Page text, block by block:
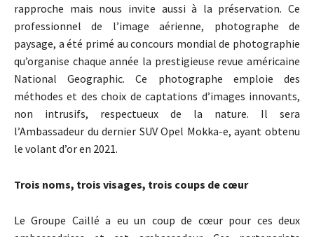
rapproche mais nous invite aussi à la préservation. Ce
professionnel de l’image aérienne, photographe de
paysage, a été primé au concours mondial de photographie
qu’organise chaque année la prestigieuse revue américaine
National Geographic. Ce photographe emploie des
méthodes et des choix de captations d’images innovants,
non intrusifs, respectueux de la nature. Il sera
l’Ambassadeur du dernier SUV Opel Mokka-e, ayant obtenu
le volant d’or en 2021.
Trois noms, trois visages, trois coups de cœur
Le Groupe Caillé a eu un coup de cœur pour ces deux